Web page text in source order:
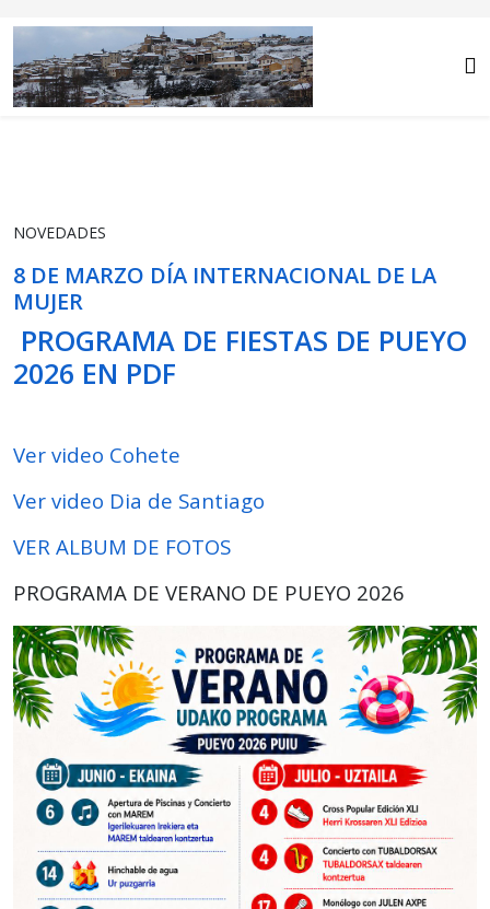
NOVEDADES
8 DE MARZO DÍA INTERNACIONAL DE LA
MUJER
PROGRAMA DE FIESTAS DE PUEYO
2026 EN PDF
Ver video Cohete
Ver video Dia de Santiago
VER ALBUM DE FOTOS
PROGRAMA DE VERANO DE PUEYO 2026